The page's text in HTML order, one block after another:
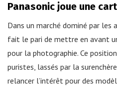
Panasonic joue une
Dans un marché dominé par les
fait le pari de mettre en avant
pour la photographie. Ce
puristes, lassés par la
relancer l’intérêt pour des